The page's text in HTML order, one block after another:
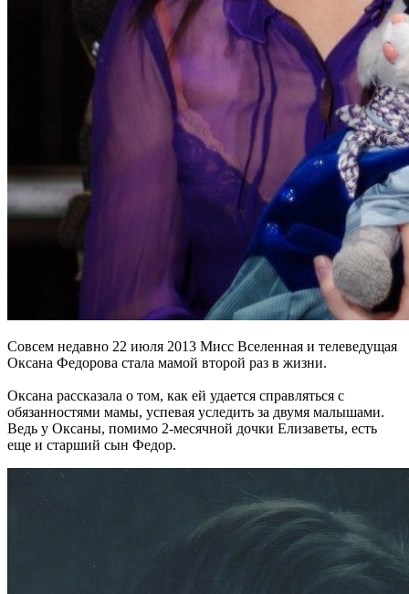
Совсем недавно 22 июля 2013 Мисс Вселенная и телеведущая
Оксана Федорова стала мамой второй раз в жизни.
Оксана рассказала о том, как ей удается справляться с
обязанностями мамы, успевая уследить за двумя малышами.
Ведь у Оксаны, помимо 2-месячной дочки Елизаветы, есть
еще и старший сын Федор.